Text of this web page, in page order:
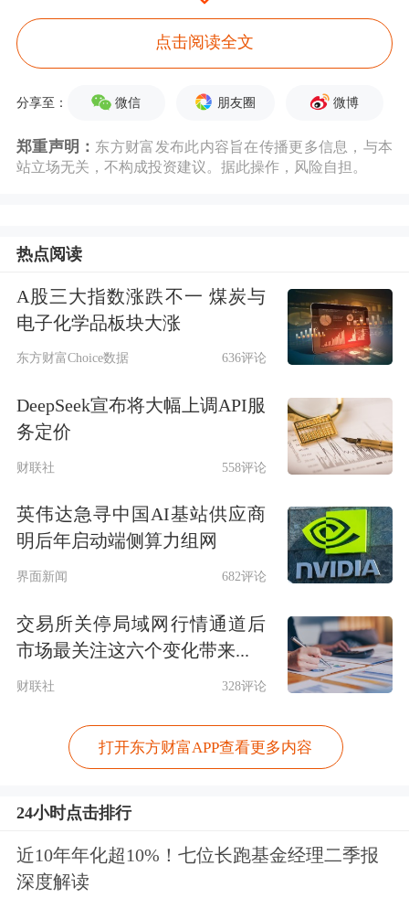
金从AI芯片制造商转向超大规模云服务
商。
今日，云计算概念股集体走高。截至午
网宿科技
停，浪潮信息、浪潮软件、南天信息、
云赛智联、数据港、
星网锐捷、荣联科
技、恒为科技 等10%涨停， 奥飞数据、
顺网科技、广电运通、美利云、中科曙
光等集体跟涨。
点击阅读全文
分享至： 微信 朋友圈 微博
郑重声明： 东方财富发布此内容旨在传播更多信息，与本
站立场无关，不构成投资建议。据此操作，风险自担。
热点阅读
A股三大指数涨跌不一 煤炭与
电子化学品板块大涨
东方财富Choice数据 636评论
DeepSeek宣布将大幅上调API服
务定价
财联社 558评论
英伟达急寻中国AI基站供应商
明后年启动端侧算力组网
界面新闻 682评论
交易所关停局域网行情通道后
市场最关注这六个变化带来...
财联社 328评论
打开东方财富APP查看更多内容
24小时点击排行
近10年年化超10%！七位长跑基金经理二季报
深度解读